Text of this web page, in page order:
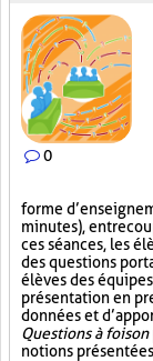
0
forme
minutes),
ces séances, les
des questions
élèves des
présentation en
données et
Questions à foison
notions